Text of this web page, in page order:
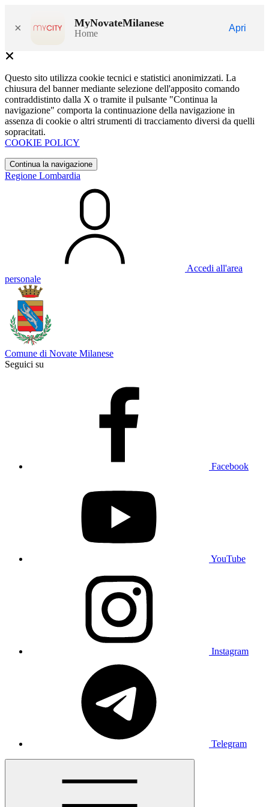
× MyNovateMilanese
Home
Apri
Questo sito utilizza cookie tecnici e statistici anonimizzati. La
chiusura del banner mediante selezione dell'apposito comando
contraddistinto dalla X o tramite il pulsante "Continua la
navigazione" comporta la continuazione della navigazione in
assenza di cookie o altri strumenti di tracciamento diversi da quelli
sopracitati.
COOKIE POLICY
Continua la navigazione
Regione Lombardia
Accedi all'area
personale
Comune di Novate Milanese
Seguici su
Facebook
YouTube
Instagram
Telegram